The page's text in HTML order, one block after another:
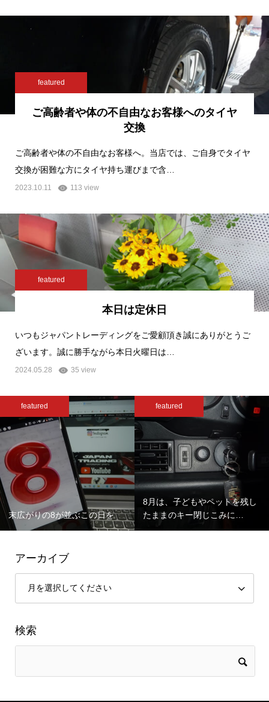
featured
ご高齢者や体の不自由なお客様へのタイヤ
交換
ご高齢者や体の不自由なお客様へ。当店では、ご自身でタイヤ
交換が困難な方にタイヤ持ち運びまで含…
2023.10.11 113 view
featured
本日は定休日
いつもジャパントレーディングをご愛顧頂き誠にありがとうご
ざいます。誠に勝手ながら本日火曜日は…
2024.05.28 35 view
featured
末広がりの8が並ぶこの日を
featured
8月は、子どもやペットを残し
たままのキー閉じこみに…
アーカイブ
検索